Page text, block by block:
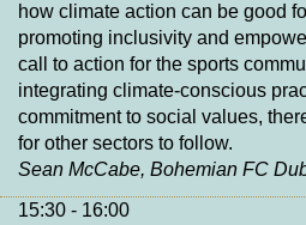
how climate action can be good
promoting inclusivity and
call to action for the sports
integrating climate-conscious
commitment to social values,
for other sectors to follow.
Sean McCabe, Bohemian FC
15:30 - 16:00